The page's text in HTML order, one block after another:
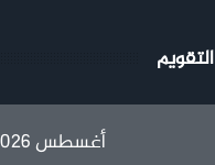
التقويم
أغسطس 2026